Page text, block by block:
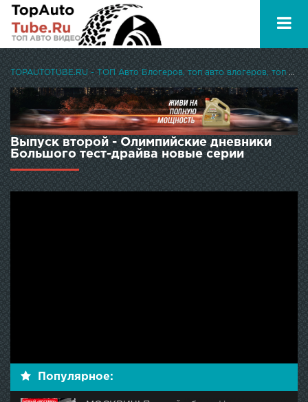
TOPAUTOTUBE.RU - ТОП Авто Блогеров, топ авто влогеров, топ авто ютуберов
Выпуск второй - Олимпийские дневники
Большого тест-драйва новые серии
Популярное: